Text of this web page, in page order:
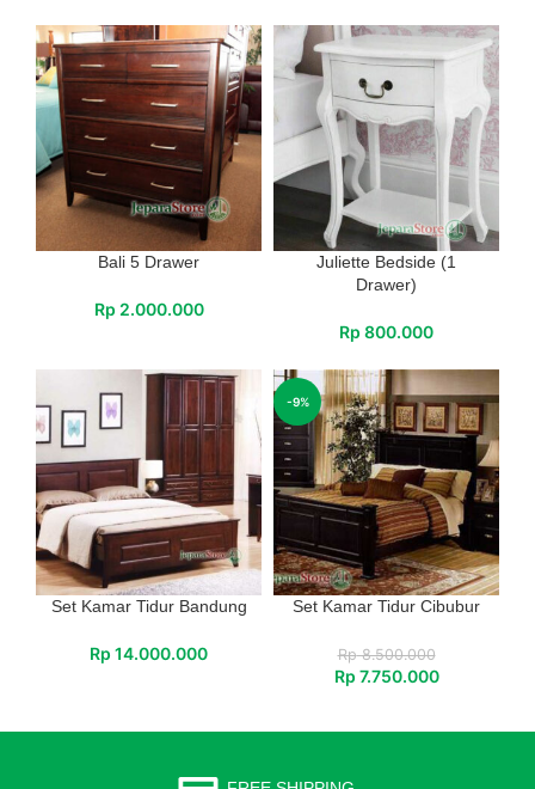
Bali 5 Drawer
Rp 2.000.000
Juliette Bedside (1
Drawer)
Rp 800.000
Set Kamar Tidur Bandung
Rp 14.000.000
-9%
Set Kamar Tidur Cibubur
Rp8.500.000
Rp 7.750.000